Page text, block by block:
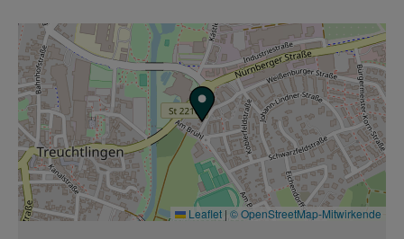
Leaflet | © OpenStreetMap-Mitwirkende